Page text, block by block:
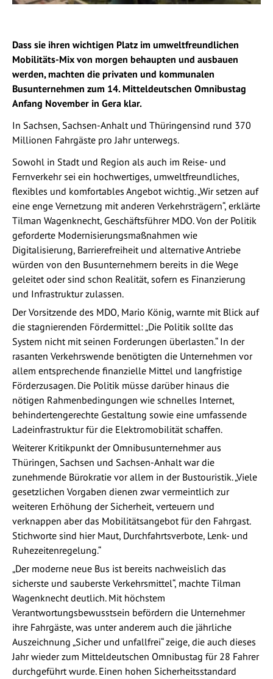
Dass sie ihren wichtigen Platz im umweltfreundlichen
Mobilitäts-Mix von morgen behaupten und ausbauen
werden, machten die privaten und kommunalen
Busunternehmen zum 14. Mitteldeutschen Omnibustag
Anfang November in Gera klar.
In Sachsen, Sachsen-Anhalt und Thüringensind rund 370
Millionen Fahrgäste pro Jahr unterwegs.
Sowohl in Stadt und Region als auch im Reise- und
Fernverkehr sei ein hochwertiges, umweltfreundliches,
flexibles und komfortables Angebot wichtig. „Wir setzen auf
eine enge Vernetzung mit anderen Verkehrsträgern“, erklärte
Tilman Wagenknecht, Geschäftsführer MDO. Von der Politik
geforderte Modernisierungsmaßnahmen wie
Digitalisierung, Barrierefreiheit und alternative Antriebe
würden von den Busunternehmern bereits in die Wege
geleitet oder sind schon Realität, sofern es Finanzierung
und Infrastruktur zulassen.
Der Vorsitzende des MDO, Mario König, warnte mit Blick auf
die stagnierenden Fördermittel: „Die Politik sollte das
System nicht mit seinen Forderungen überlasten.“ In der
rasanten Verkehrswende benötigten die Unternehmen vor
allem entsprechende finanzielle Mittel und langfristige
Förderzusagen. Die Politik müsse darüber hinaus die
nötigen Rahmenbedingungen wie schnelles Internet,
behindertengerechte Gestaltung sowie eine umfassende
Ladeinfrastruktur für die Elektromobilität schaffen.
Weiterer Kritikpunkt der Omnibusunternehmer aus
Thüringen, Sachsen und Sachsen-Anhalt war die
zunehmende Bürokratie vor allem in der Bustouristik. „Viele
gesetzlichen Vorgaben dienen zwar vermeintlich zur
weiteren Erhöhung der Sicherheit, verteuern und
verknappen aber das Mobilitätsangebot für den Fahrgast.
Stichworte sind hier Maut, Durchfahrtsverbote, Lenk- und
Ruhezeitenregelung.“
„Der moderne neue Bus ist bereits nachweislich das
sicherste und sauberste Verkehrsmittel“, machte Tilman
Wagenknecht deutlich. Mit höchstem
Verantwortungsbewusstsein befördern die Unternehmer
ihre Fahrgäste, was unter anderem auch die jährliche
Auszeichnung „Sicher und unfallfrei“ zeige, die auch dieses
Jahr wieder zum Mitteldeutschen Omnibustag für 28 Fahrer
durchgeführt wurde. Einen hohen Sicherheitsstandard